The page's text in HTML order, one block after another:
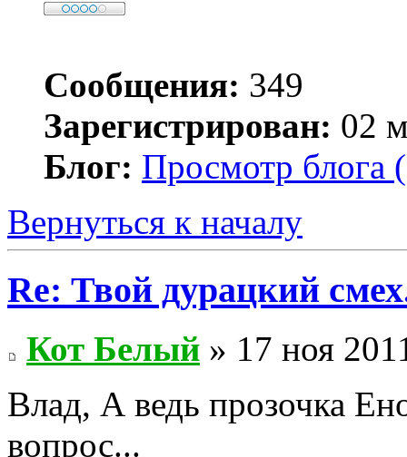
Сообщения: 349
Зарегистрирован: 02
Блог: Просмотр блога
Вернуться к началу
Re: Твой дурацкий
Кот Белый » 17 ноя
Влад, А ведь прозочка
вопрос...